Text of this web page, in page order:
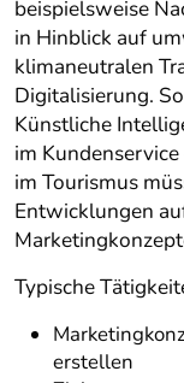
beispielsweise
in Hinblick auf
klimaneutralen
Digitalisierung.
Künstliche
im
im Tourismus
Entwicklungen
Typische
erstellen